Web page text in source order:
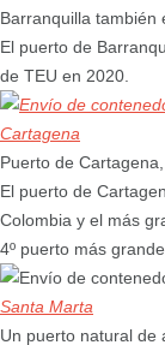
Barranquilla también
El puerto de
de TEU en 2020.
Cartagena
Puerto de
El puerto de
Colombia y el más
4º puerto más
Santa Marta
Un puerto natural de